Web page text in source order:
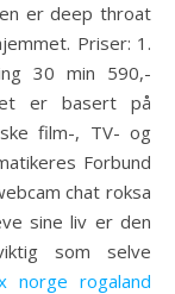
er deep throat
Priser: 1.
30 min 590,-
er basert på
film-, TV- og
Forbund
chat roksa
sine liv er den
som selve
norge rogaland